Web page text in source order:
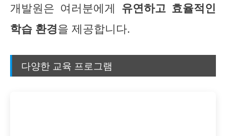
개발원은 여러분에게 유연하고 효율적인
학습 환경을 제공합니다.
다양한 교육 프로그램